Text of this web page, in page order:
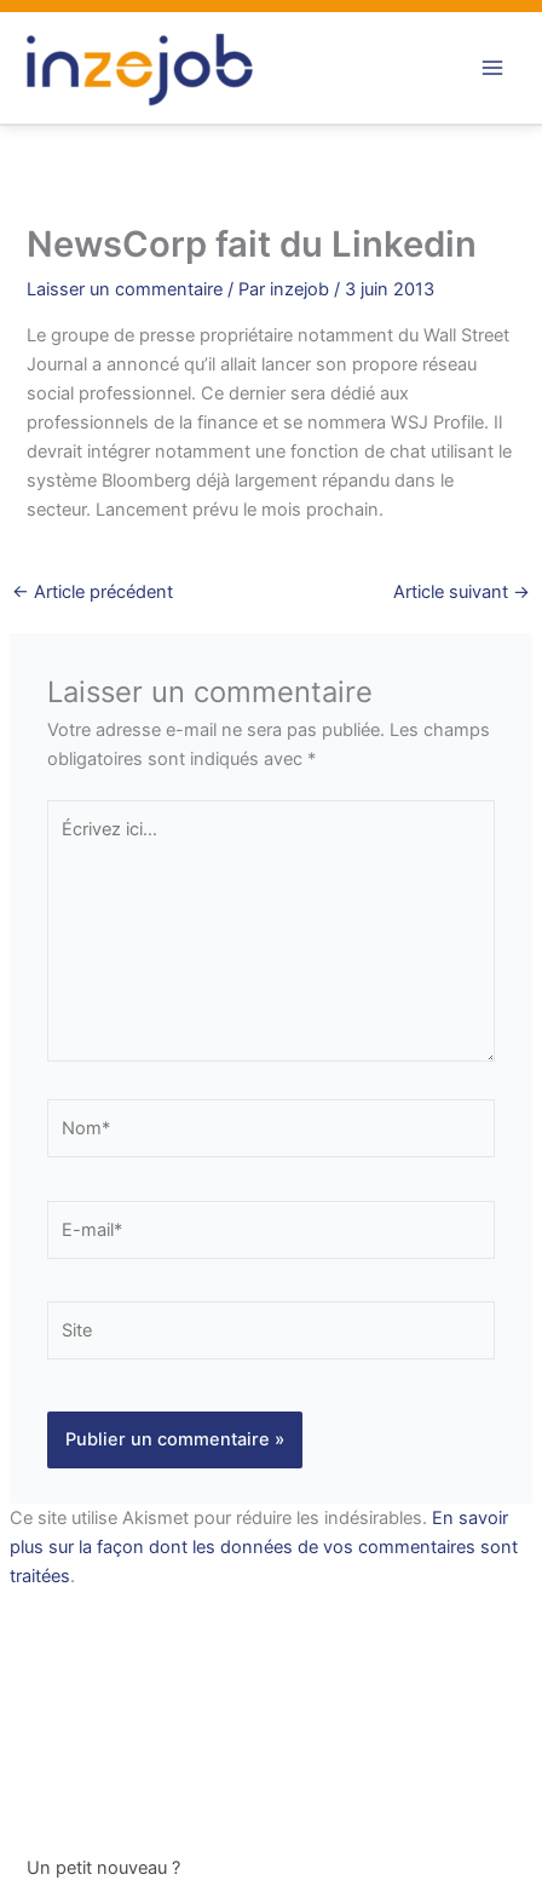
Aller
contenu
NewsCorp fait du Linkedin
Laisser un commentaire / Par inzejob/ 3 juin 2013
Le groupe de presse propriétaire notamment du Wall Street
Journal a annoncé qu’il allait lancer son propore réseau
social professionnel. Ce dernier sera dédié aux
professionnels de la finance et se nommera WSJ Profile. Il
devrait intégrer notamment une fonction de chat utilisant le
système Bloomberg déjà largement répandu dans le
secteur. Lancement prévu le mois prochain.
← Article précédent Article suivant →
Laisser un commentaire
Votre adresse e-mail ne sera pas publiée. Les champs
obligatoires sont indiqués avec *
Écrivez
ici…
mail*
Ce site utilise Akismet pour réduire les indésirables. En savoir
plus sur la façon dont les données de vos commentaires sont
traitées.
Un petit nouveau ?